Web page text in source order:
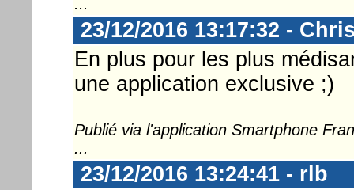
...
23/12/2016 13:17:32 -
En plus pour les plus
une application exclusive ;)
Publié via l'application Smartphone
...
23/12/2016 13:24:41 - rlb